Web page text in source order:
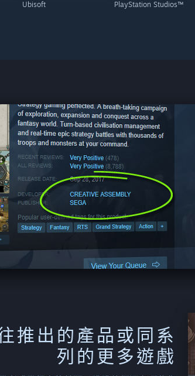
Ubisoft PlayStation Studios™
推出的產品或同系
列的更多遊戲